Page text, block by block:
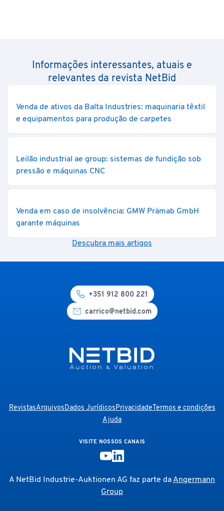
Informações interessantes, atuais e
relevantes da revista NetBid
Venda de ativos da Balta Industries: maquinaria têxtil
e equipamentos para produção de carpetes
Leilão industrial ae group: sistemas de fundição sob
pressão e máquinas CNC
Venda em caso de insolvência: GMW Prämab GmbH
garante máquinas
Descubra mais artigos
+351 912 800 221
carrico@netbid.com
RevistasArquivosDados JurídicosPrivacidadeTermos e condições
Ajuda
VISITE NOSSOS CANAIS
A NetBid Industrie-Auktionen AG faz parte daAngermann
Group